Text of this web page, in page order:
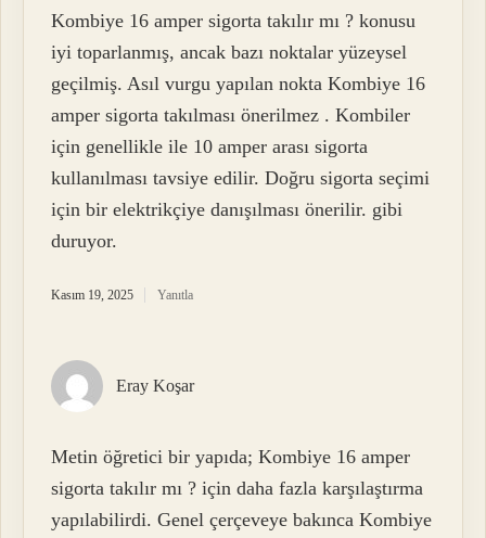
Kombiye 16 amper sigorta takılır mı ? konusu
iyi toparlanmış, ancak bazı noktalar yüzeysel
geçilmiş. Asıl vurgu yapılan nokta Kombiye 16
amper sigorta takılması önerilmez . Kombiler
için genellikle ile 10 amper arası sigorta
kullanılması tavsiye edilir. Doğru sigorta seçimi
için bir elektrikçiye danışılması önerilir. gibi
duruyor.
Kasım 19, 2025 Yanıtla
Eray Koşar
Metin öğretici bir yapıda; Kombiye 16 amper
sigorta takılır mı ? için daha fazla karşılaştırma
yapılabilirdi. Genel çerçeveye bakınca Kombiye